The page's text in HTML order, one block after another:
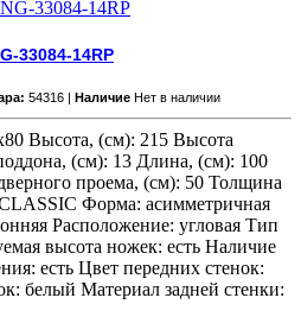
33084-14RP
54316 | Наличие Нет в наличии
Высота, (см): 215 Высота
(см): 13 Длина, (см): 100
проема, (см): 50 Толщина
Форма: асимметричная
Расположение: угловая Тип
высота ножек: есть Наличие
есть Цвет передних стенок:
белый Материал задней стенки: